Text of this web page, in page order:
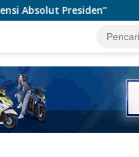
Polda Metro Jaya